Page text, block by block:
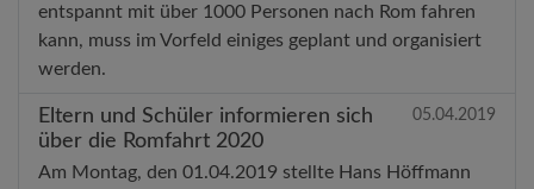
entspannt mit über 1000 Personen nach Rom fahren
kann, muss im Vorfeld einiges geplant und organisiert
werden.
Eltern und Schüler informieren sich
über die Romfahrt 2020
05.04.2019
Am Montag, den 01.04.2019 stellte Hans Höffmann